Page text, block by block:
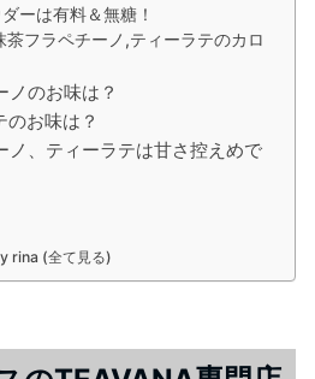
ーは有料＆無糖！
茶フラペチーノ,ティーラテのカロ
ノのお味は？
お味は？
ノ、ティーラテは甘さ控えめで
rina (全て見る)